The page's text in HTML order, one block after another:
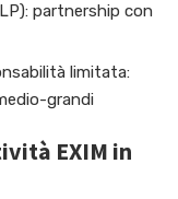
partnership con
limitata:
grandi
EXIM in